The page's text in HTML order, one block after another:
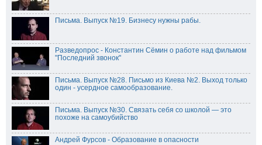
Письма. Выпуск №19. Бизнесу нужны рабы.
Разведопрос - Константин Сёмин о работе над фильмом
"Последний звонок"
Письма. Выпуск №28. Письмо из Киева №2. Выход только
один - усердное самообразование.
Письма. Выпуск №30. Связать себя со школой — это
похоже на самоубийство
Андрей Фурсов - Образование в опасности